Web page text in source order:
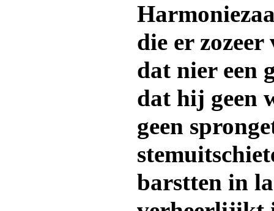
die er
dat nier een
dat hij geen
geen
barstten in